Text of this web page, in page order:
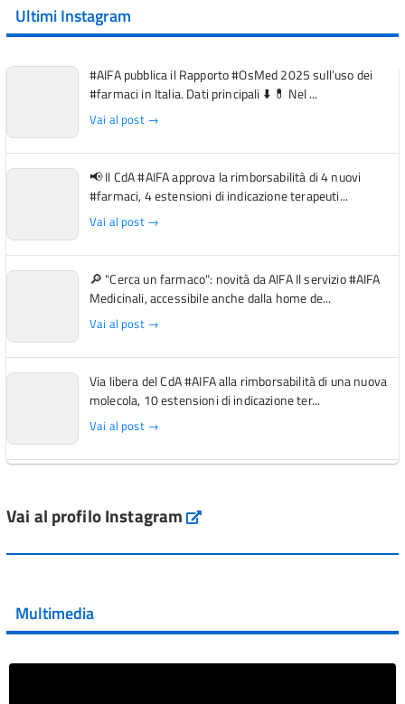
Ultimi Instagram
#AIFA pubblica il Rapporto #OsMed 2025 sull’uso dei
#farmaci in Italia. Dati principali ⬇️ 💊 Nel ...
Vai al post →
📢 Il CdA #AIFA approva la rimborsabilità di 4 nuovi
#farmaci, 4 estensioni di indicazione terapeuti...
Vai al post →
🔎 "Cerca un farmaco": novità da AIFA Il servizio #AIFA
Medicinali, accessibile anche dalla home de...
Vai al post →
Via libera del CdA #AIFA alla rimborsabilità di una nuova
molecola, 10 estensioni di indicazione ter...
Vai al post →
Vai al post →
Vai al post →
Vai al profilo Instagram Instagram
Multimedia